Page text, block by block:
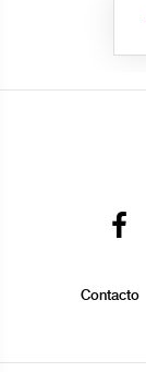
Contacto